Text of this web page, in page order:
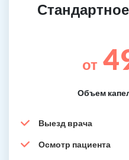
от
Объем
Выезд врача
Осмотр пациента